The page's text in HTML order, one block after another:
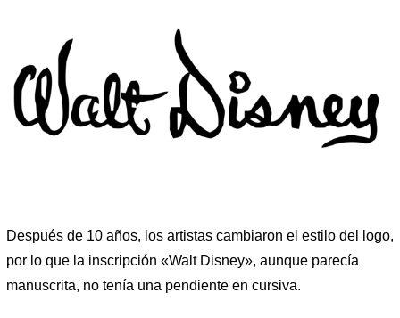
Después de 10 años, los artistas cambiaron el estilo del logo,
por lo que la inscripción «Walt Disney», aunque parecía
manuscrita, no tenía una pendiente en cursiva.